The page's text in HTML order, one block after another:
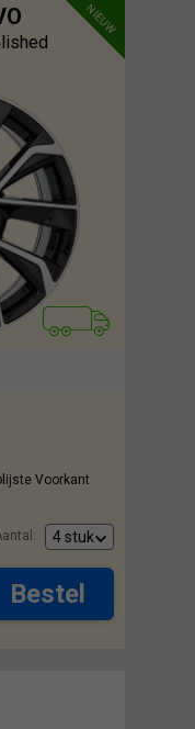
NIEUW
Voorkant
Bestel